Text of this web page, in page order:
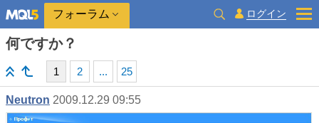
フォーラム ログイン
何ですか？
1 2 ... 25
Neutron 2009.12.29 09:55